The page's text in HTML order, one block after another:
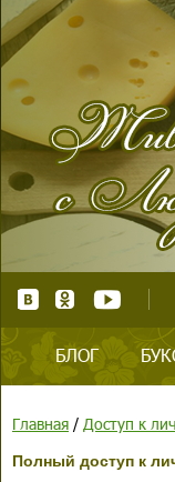
БЛОГ
Главная / Доступ к
Полный доступ к